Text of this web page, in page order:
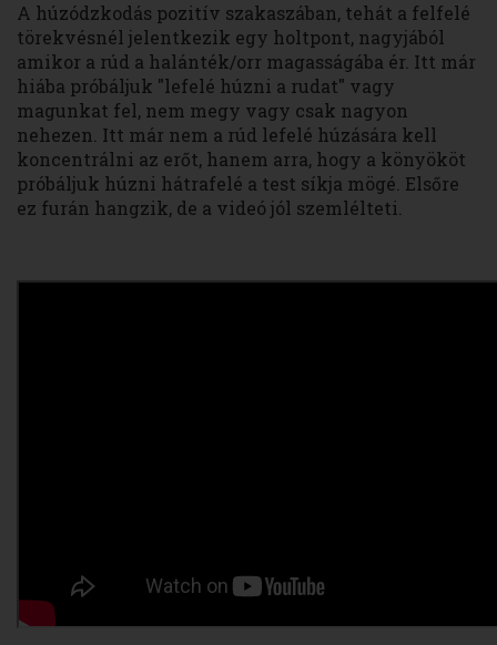
A húzódzkodás pozitív szakaszában, tehát a felfelé
törekvésnél jelentkezik egy holtpont, nagyjából
amikor a rúd a halánték/orr magasságába ér. Itt már
hiába próbáljuk "lefelé húzni a rudat" vagy
magunkat fel, nem megy vagy csak nagyon
nehezen. Itt már nem a rúd lefelé húzására kell
koncentrálni az erőt, hanem arra, hogy a könyököt
próbáljuk húzni hátrafelé a test síkja mögé. Elsőre
ez furán hangzik, de a videó jól szemlélteti.